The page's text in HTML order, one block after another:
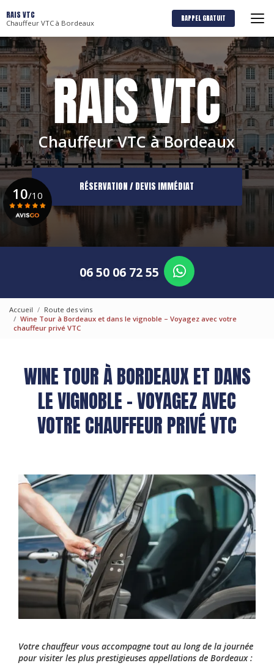
au
contenu
principal
RAIS VTC
Chauffeur VTC à Bordeaux RAPPEL GRATUIT
Chauffeur VTC à Bordeaux
RÉSERVATION / DEVIS IMMÉDIAT
06 50 06 72 55
10/10
Accueil
Route des vins
Wine Tour à Bordeaux et dans le vignoble – Voyagez avec votre
chauffeur privé VTC
WINE TOUR À BORDEAUX ET DANS
LE VIGNOBLE – VOYAGEZ AVEC
VOTRE CHAUFFEUR PRIVÉ VTC
Votre chauffeur vous accompagne tout au long de la journée
pour visiter les plus prestigieuses appellations de Bordeaux :